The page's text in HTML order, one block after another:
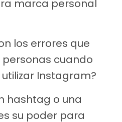
marca personal
los errores que
cuando
Instagram?
hashtag o una
su poder para